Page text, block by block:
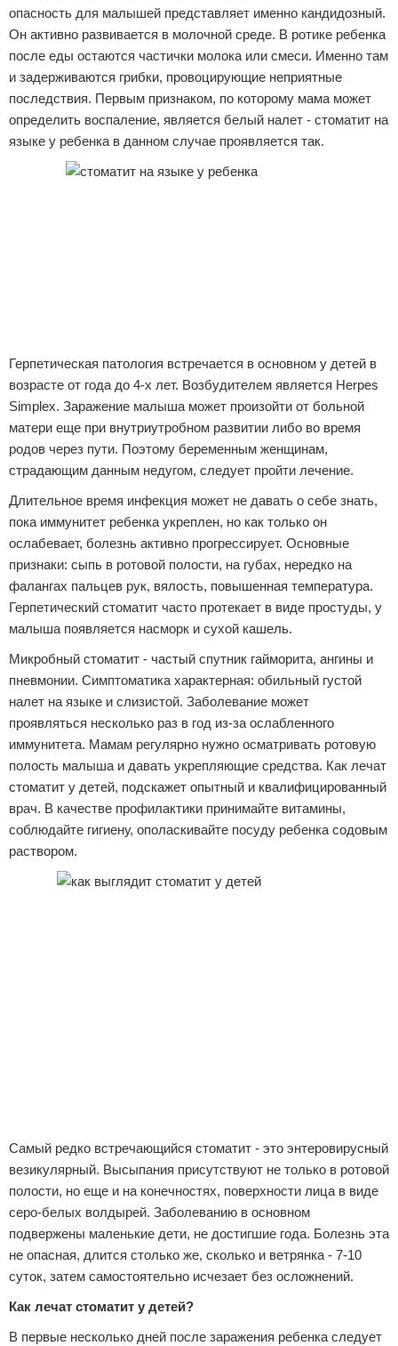
опасность для малышей представляет именно кандидозный.
Он активно развивается в молочной среде. В ротике ребенка
после еды остаются частички молока или смеси. Именно там
и задерживаются грибки, провоцирующие неприятные
последствия. Первым признаком, по которому мама может
определить воспаление, является белый налет - стоматит на
языке у ребенка в данном случае проявляется так.
Герпетическая патология встречается в основном у детей в
возрасте от года до 4-х лет. Возбудителем является Herpes
Simplex. Заражение малыша может произойти от больной
матери еще при внутриутробном развитии либо во время
родов через пути. Поэтому беременным женщинам,
страдающим данным недугом, следует пройти лечение.
Длительное время инфекция может не давать о себе знать,
пока иммунитет ребенка укреплен, но как только он
ослабевает, болезнь активно прогрессирует. Основные
признаки: сыпь в ротовой полости, на губах, нередко на
фалангах пальцев рук, вялость, повышенная температура.
Герпетический стоматит часто протекает в виде простуды, у
малыша появляется насморк и сухой кашель.
Микробный стоматит - частый спутник гайморита, ангины и
пневмонии. Симптоматика характерная: обильный густой
налет на языке и слизистой. Заболевание может
проявляться несколько раз в год из-за ослабленного
иммунитета. Мамам регулярно нужно осматривать ротовую
полость малыша и давать укрепляющие средства. Как лечат
стоматит у детей, подскажет опытный и квалифицированный
врач. В качестве профилактики принимайте витамины,
соблюдайте гигиену, ополаскивайте посуду ребенка содовым
раствором.
Самый редко встречающийся стоматит - это энтеровирусный
везикулярный. Высыпания присутствуют не только в ротовой
полости, но еще и на конечностях, поверхности лица в виде
серо-белых волдырей. Заболеванию в основном
подвержены маленькие дети, не достигшие года. Болезнь эта
не опасная, длится столько же, сколько и ветрянка - 7-10
суток, затем самостоятельно исчезает без осложнений.
Как лечат стоматит у детей?
В первые несколько дней после заражения ребенка следует